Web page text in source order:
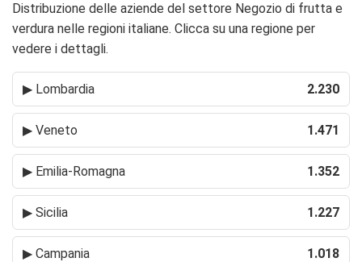
Distribuzione delle aziende del settore Negozio di frutta e
verdura nelle regioni italiane. Clicca su una regione per
vedere i dettagli.
▶ Lombardia 2.230
▶ Veneto 1.471
▶ Emilia-Romagna 1.352
▶ Sicilia 1.227
▶ Campania 1.018